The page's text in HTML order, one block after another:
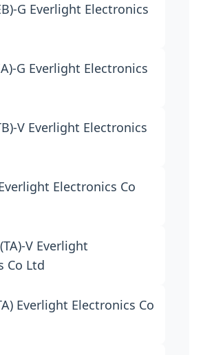
G Everlight Electronics
G Everlight Electronics
V Everlight Electronics
Electronics Co
V Everlight
Co Ltd
Everlight Electronics Co